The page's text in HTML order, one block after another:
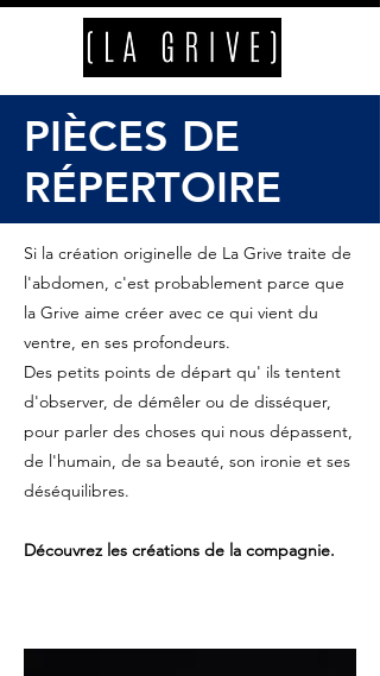
PIÈCES DE
RÉPERTOIRE
Si la création originelle de La Grive traite de
l'abdomen, c'est probablement parce que
la Grive aime créer avec ce qui vient du
ventre, en ses profondeurs.
Des petits points de départ qu' ils tentent
d'observer, de démêler ou de disséquer,
pour parler des choses qui nous dépassent,
de l'humain, de sa beauté, son ironie et ses
déséquilibres.
Découvrez les créations de la compagnie.